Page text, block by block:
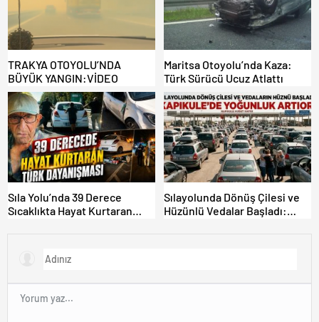
TRAKYA OTOYOLU’NDA
BÜYÜK YANGIN:VİDEO
Maritsa Otoyolu’nda Kaza:
Türk Sürücü Ucuz Atlattı
Sıla Yolu’nda 39 Derece
Sıcaklıkta Hayat Kurtaran
Sılayolunda Dönüş Çilesi ve
Hüzünlü Vedalar Başladı: